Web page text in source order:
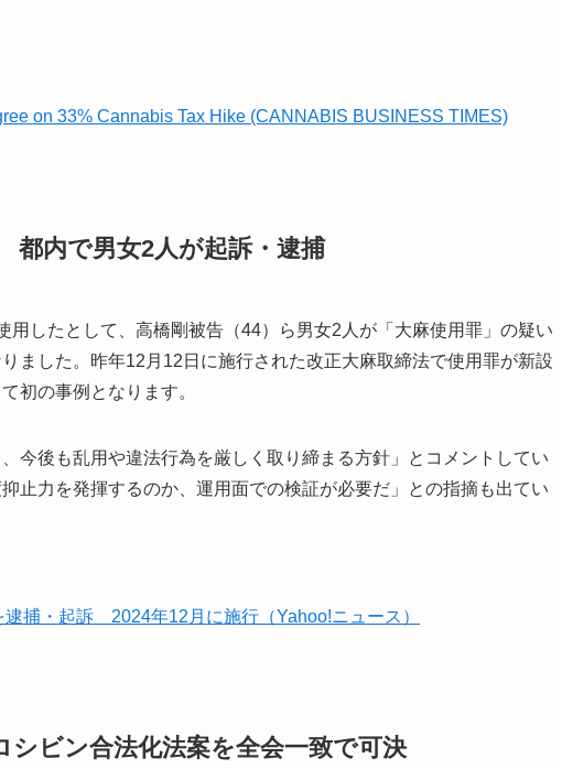
on 33% Cannabis Tax Hike (CANNABIS BUSINESS TIMES)
内で男女2人が起訴・逮捕
用したとして、高橋剛被告（44）ら男女2人が「大麻使用罪」の疑い
ました。昨年12月12日に施行された改正大麻取締法で使用罪が新設
初の事例となります。
今後も乱用や違法行為を厳しく取り締まる方針」とコメントしてい
止力を発揮するのか、運用面での検証が必要だ」との指摘も出てい
捕・起訴 2024年12月に施行（Yahoo!ニュース）
ビン合法化法案を全会一致で可決